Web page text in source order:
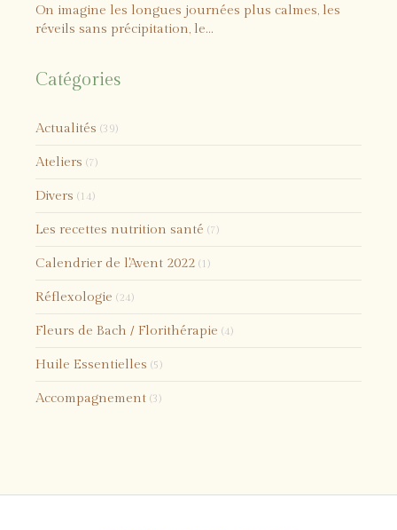
On imagine les longues journées plus calmes, les
réveils sans précipitation, le...
Catégories
Actualités (39)
Ateliers (7)
Divers (14)
Les recettes nutrition santé (7)
Calendrier de l'Avent 2022 (1)
Réflexologie (24)
Fleurs de Bach / Florithérapie (4)
Huile Essentielles (5)
Accompagnement (3)